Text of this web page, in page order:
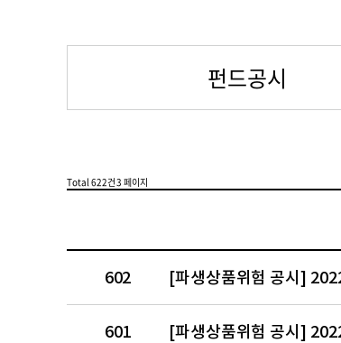
펀드공시
Total 622건3 페이지
602 [파생상품위험 공시]
601 [파생상품위험 공시]